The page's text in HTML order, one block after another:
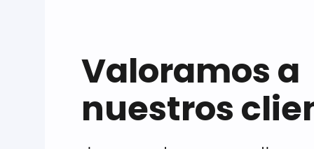
Valoramos a
nuestros